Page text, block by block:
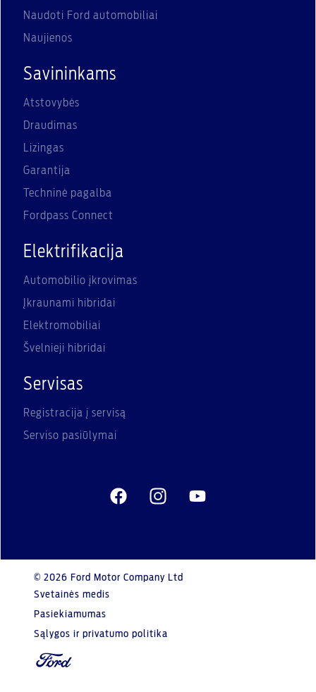
Naudoti Ford automobiliai
Naujienos
Savininkams
Atstovybės
Draudimas
Lizingas
Garantija
Techninė pagalba
Fordpass Connect
Elektrifikacija
Automobilio įkrovimas
Įkraunami hibridai
Elektromobiliai
Švelnieji hibridai
Servisas
Registracija į servisą
Serviso pasiūlymai
© 2026 Ford Motor Company Ltd
Svetainės medis
Pasiekiamumas
Sąlygos ir privatumo politika